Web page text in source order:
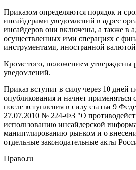
Приказом определяются порядок и
инсайдерами уведомлений в адрес
инсайдеров они включены, а также в
осуществленных ими операциях с
инструментами, иностранной
Кроме того, положением утверждены
уведомлений.
Приказ вступит в силу через 10 дней
опубликования и начнет применяться
после вступления в силу статьи 9
27.07.2010 № 224-ФЗ "О
использованию инсайдерской
манипулированию рынком и о
отдельные законодательные акты
Право.ru